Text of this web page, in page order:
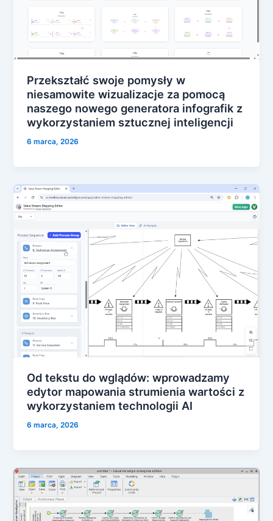
Przekształć swoje pomysły w
niesamowite wizualizacje za pomocą
naszego nowego generatora infografik z
wykorzystaniem sztucznej inteligencji
6 marca, 2026
Od tekstu do wglądów: wprowadzamy
edytor mapowania strumienia wartości z
wykorzystaniem technologii AI
6 marca, 2026